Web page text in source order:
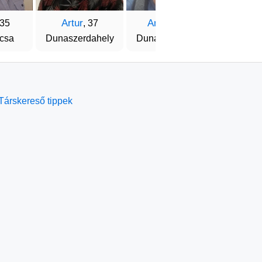
Artur, 37
Dunaszerdahely
András
Dunaszerdahely
tippek